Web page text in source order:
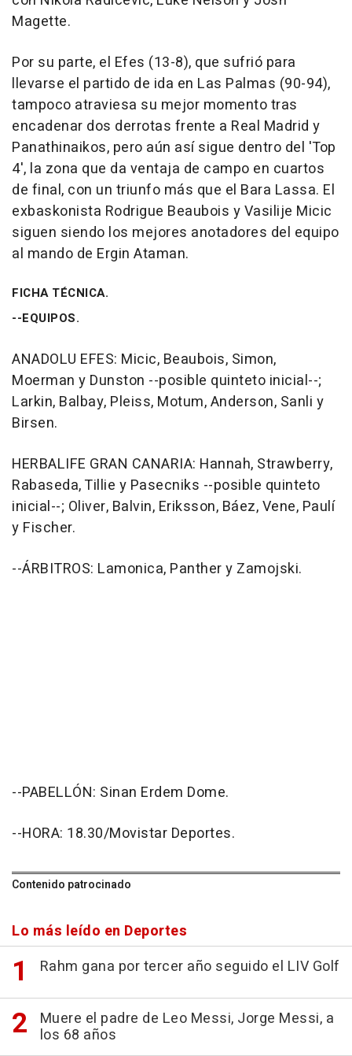
Magette.
Por su parte, el Efes (13-8), que sufrió para
llevarse el partido de ida en Las Palmas (90-94),
tampoco atraviesa su mejor momento tras
encadenar dos derrotas frente a Real Madrid y
Panathinaikos, pero aún así sigue dentro del 'Top
4', la zona que da ventaja de campo en cuartos
de final, con un triunfo más que el Bara Lassa. El
exbaskonista Rodrigue Beaubois y Vasilije Micic
siguen siendo los mejores anotadores del equipo
al mando de Ergin Ataman.
FICHA TÉCNICA.
--EQUIPOS.
ANADOLU EFES: Micic, Beaubois, Simon,
Moerman y Dunston --posible quinteto inicial--;
Larkin, Balbay, Pleiss, Motum, Anderson, Sanli y
Birsen.
HERBALIFE GRAN CANARIA: Hannah, Strawberry,
Rabaseda, Tillie y Pasecniks --posible quinteto
inicial--; Oliver, Balvin, Eriksson, Báez, Vene, Paulí
y Fischer.
--ÁRBITROS: Lamonica, Panther y Zamojski.
--PABELLÓN: Sinan Erdem Dome.
--HORA: 18.30/Movistar Deportes.
Contenido patrocinado
Lo más leído en Deportes
Rahm gana por tercer año seguido el LIV Golf
Muere el padre de Leo Messi, Jorge Messi, a
los 68 años